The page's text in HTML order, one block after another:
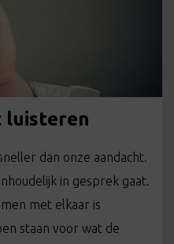
luisteren
dan onze aandacht.
in gesprek gaat.
met elkaar is
staan voor wat de